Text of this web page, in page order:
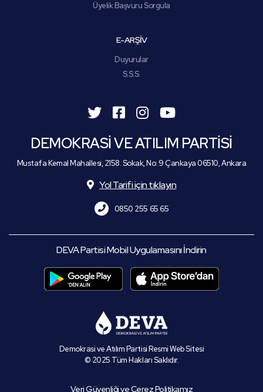
Üyelik Başvuru Sorgula
E-ARŞİV
Duyurular
S.S.S.
DEMOKRASİ VE ATILIM PARTİSİ
Mustafa Kemal Mahallesi, 2158. Sokak, No: 9 Çankaya 06510, Ankara
Yol Tarifi için tıklayın
0850 255 65 65
DEVA Partisi Mobil Uygulamasını İndirin
Demokrasi ve Atılım Partisi Resmi Web Sitesi
© 2025 Tüm Hakları Saklıdır.
Veri Güvenliği ve Çerez Politikamız